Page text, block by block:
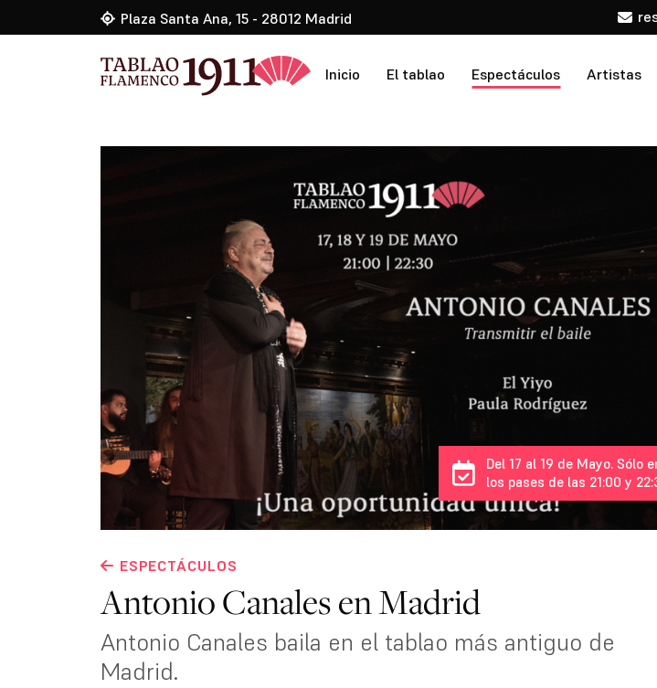
Plaza Santa Ana, 15 - 28012 Madrid
Inicio El tablao Espectáculos Artistas
Del 17 al 19 de Mayo. Sólo
los pases de las 21:00 y
ESPECTÁCULOS
Antonio Canales en Madrid
Antonio Canales baila en el tablao más antiguo de
Madrid.